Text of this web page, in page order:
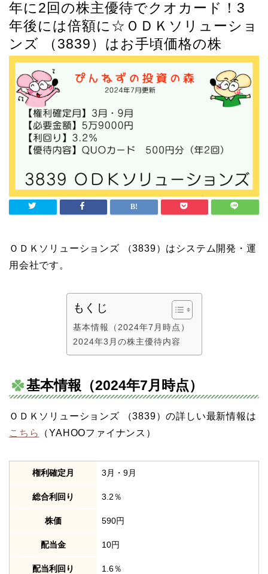
年に2回の株主優待でクオカード！3
年後には倍額に☆ＯＤＫソリューショ
ンズ （3839）はお手頃価格の株
ＯＤＫソリューションズ （3839）はシステム開発・運
用会社です。
もくじ
基本情報（2024年7月時点）
2024年3月の株主優待内容
基本情報（2024年7月時点）
ＯＤＫソリューションズ （3839）の詳しい最新情報は
こちら
（YAHOOファイナンス）
権利確定月 3月・9月
総合利回り 3.2％
株価 590円
配当金 10円
配当利回り 1.6％